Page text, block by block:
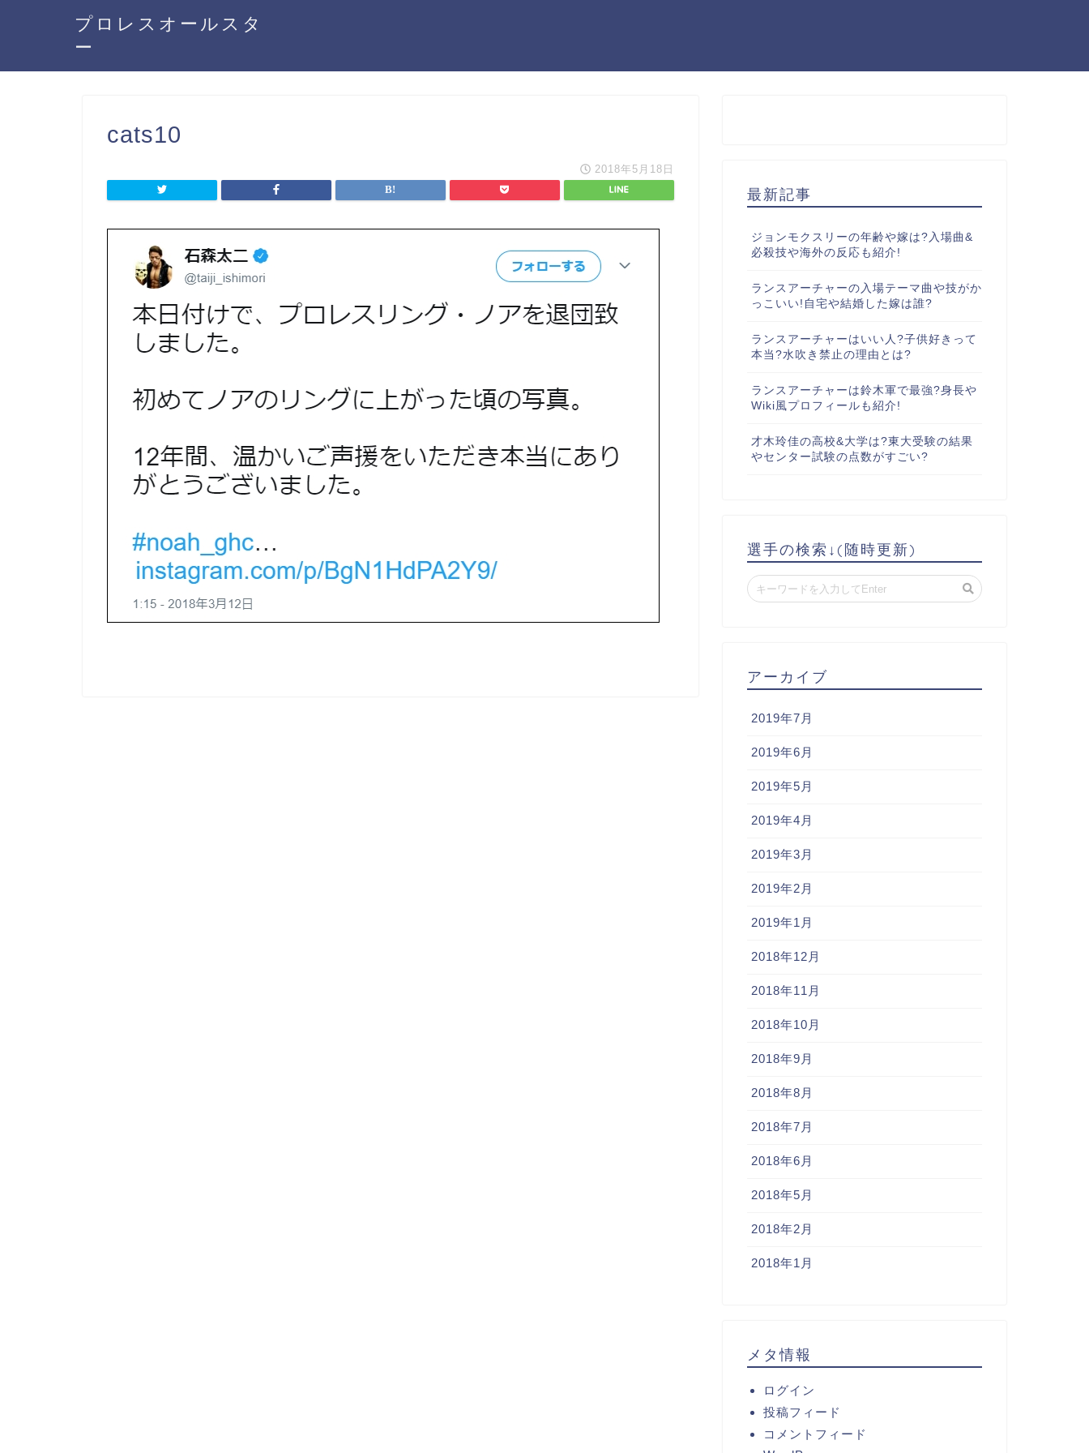
プロレスオールスタ
ー
cats10
2018年5月18日
最新記事
ジョンモクスリーの年齢や嫁は?入場曲&
必殺技や海外の反応も紹介!
ランスアーチャーの入場テーマ曲や技がか
っこいい!自宅や結婚した嫁は誰?
ランスアーチャーはいい人?子供好きって
本当?水吹き禁止の理由とは?
ランスアーチャーは鈴木軍で最強?身長や
Wiki風プロフィールも紹介!
才木玲佳の高校&大学は?東大受験の結果
やセンター試験の点数がすごい?
選手の検索↓(随時更新)
アーカイブ
2019年7月
2019年6月
2019年5月
2019年4月
2019年3月
2019年2月
2019年1月
2018年12月
2018年11月
2018年10月
2018年9月
2018年8月
2018年7月
2018年6月
2018年5月
2018年2月
2018年1月
メタ情報
ログイン
投稿フィード
コメントフィード